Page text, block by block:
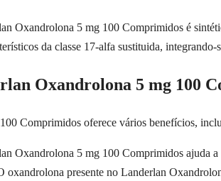
Oxandrolona 5 mg 100 Comprimidos é
da classe 17-alfa sustituida,
Oxandrolona 5 mg 100
Comprimidos oferece vários benefícios,
Oxandrolona 5 mg 100 Comprimidos ajuda
oxandrolona presente no Landerlan